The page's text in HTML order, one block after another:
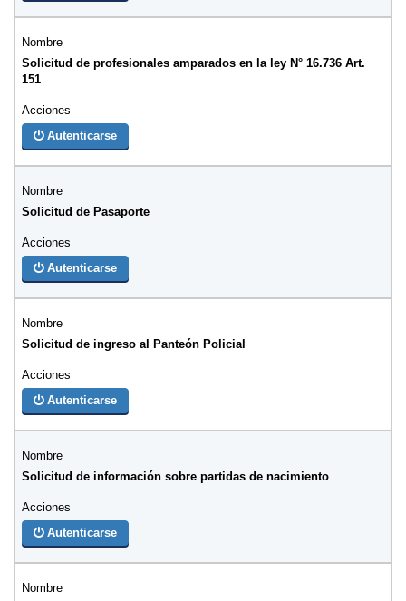
Solicitud de profesionales amparados en la ley N° 16.736 Art.
151
Autenticarse
Solicitud de Pasaporte
Autenticarse
Solicitud de ingreso al Panteón Policial
Autenticarse
Solicitud de información sobre partidas de nacimiento
Autenticarse